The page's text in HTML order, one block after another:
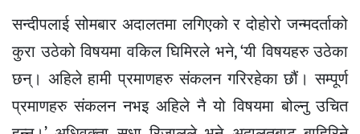
सन्दीपलाई सोमबार अदालतमा लगिएको र दोहोरो जन्मदर्ताको
कुरा उठेको विषयमा वकिल घिमिरले भने, ‘यी विषयहरु उठेका
छन्। अहिले हामी प्रमाणहरु संकलन गरिरहेका छौं। सम्पूर्ण
प्रमाणहरु संकलन नभइ अहिले नै यो विषयमा बोल्नु उचित